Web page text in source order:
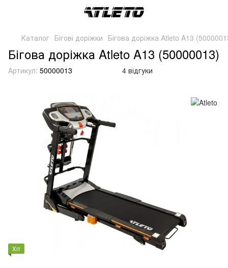
Каталог Бігові доріжки Бігова доріжка Atleto A13
Бігова доріжка Atleto A13 (50000013)
Артикул: 50000013 4 відгуки
Хіт